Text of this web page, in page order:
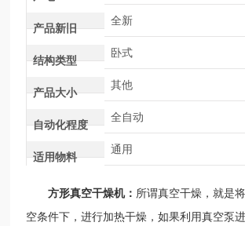
产品新旧
全新
结构类型
卧式
产品大小
其他
自动化程度
全自动
适用物料
通用
方形真空干燥机： 所谓真空干燥，就是
空条件下，进行加热干燥，如果利用真空泵